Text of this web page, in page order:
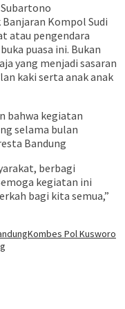
Banjaran Kompol Sudi
atau pengendara
puasa ini. Bukan
yang menjadi sasaran
kaki serta anak anak
bahwa kegiatan
selama bulan
Bandung
berbagi
kegiatan ini
bagi kita semua,”
Kombes Pol Kusworo